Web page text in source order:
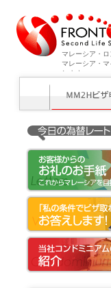
マレーシア・
マレーシア・
します。